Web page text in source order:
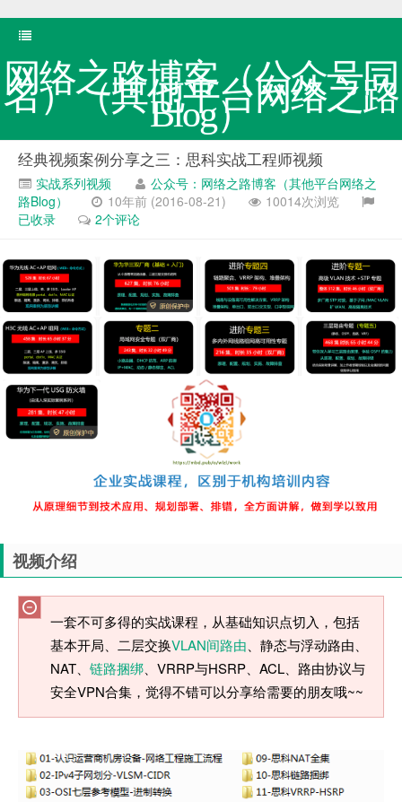
网络之路博客（公众号同
名）（其他平台网络之路
Blog）
经典视频案例分享之三：思科实战工程师视频
实战系列视频
公众号：网络之路博客（其他平台网络之
路Blog）
10年前 (2016-08-21)
10014次浏览
已收录
2个评论
视频介绍
一套不可多得的实战课程，从基础知识点切入，包括
基本开局、二层交换VLAN间路由 、静态与浮动路由、
NAT、 链路捆绑 、VRRP与HSRP、ACL、路由协议与
安全VPN合集，觉得不错可以分享给需要的朋友哦~~